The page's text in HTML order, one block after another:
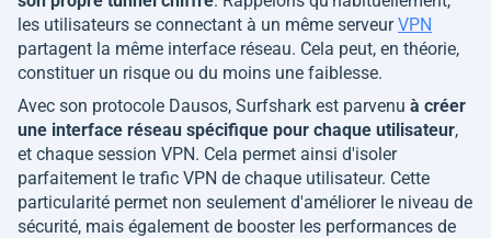
les utilisateurs se connectant à un même serveurVPN
partagent la même interface réseau. Cela peut, en théorie,
constituer un risque ou du moins une faiblesse.
Avec son protocole Dausos, Surfshark est parvenu à créer
une interface réseau spécifique pour chaque utilisateur,
et chaque session VPN. Cela permet ainsi d'isoler
parfaitement le trafic VPN de chaque utilisateur. Cette
particularité permet non seulement d'améliorer le niveau de
sécurité, mais également de booster les performances de